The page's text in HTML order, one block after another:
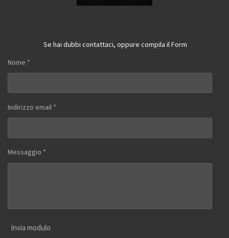
Se hai dubbi contattaci, oppure compila il Form
Nome *
Indirizzo email *
Messaggio *
Invia modulo